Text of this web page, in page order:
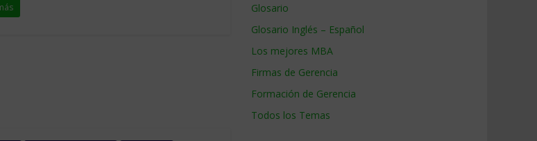
Glosario
Glosario Inglés – Español
Los mejores MBA
Firmas de Gerencia
Formación de Gerencia
Todos los Temas